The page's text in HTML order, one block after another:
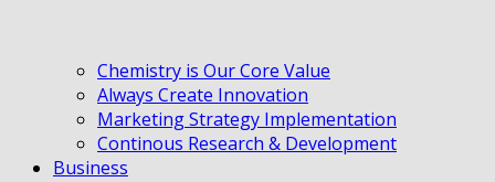
Chemistry is Our Core Value
Always Create Innovation
Marketing Strategy Implementation
Continous Research & Development
Business